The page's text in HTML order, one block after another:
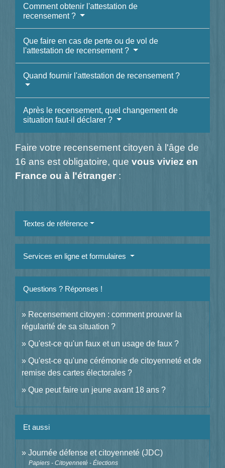
Comment obtenir l'attestation de
recensement ?
Que faire en cas de perte ou de vol de
l'attestation de recensement ?
Quand fournir l'attestation de recensement ?
Après le recensement, quel changement de
situation faut-il déclarer ?
Faire votre recensement citoyen à l'âge de
16 ans est obligatoire, que vous viviez en
France ou à l'étranger :
Textes de référence
Services en ligne et formulaires
Questions ? Réponses !
Recensement citoyen : comment prouver la
régularité de sa situation ?
Qu'est-ce qu'un faux et un usage de faux ?
Qu'est-ce qu'une cérémonie de citoyenneté et de
remise des cartes électorales ?
Que peut faire un jeune avant 18 ans ?
Et aussi
Journée défense et citoyenneté (JDC)
Papiers - Citoyenneté - Élections